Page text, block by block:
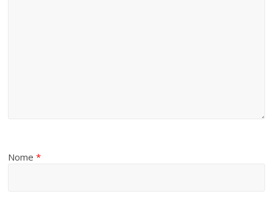
Nome*